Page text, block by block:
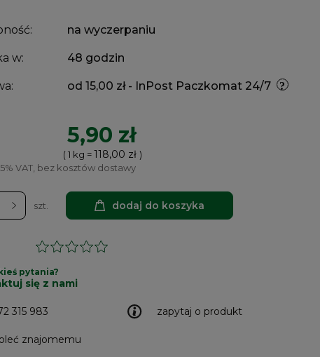
na wyczerpaniu
w: 48 godzin
od 15,00 zł - InPost Paczkomat 24/7
5,90 zł
( 1 kg =118,00 zł)
VAT, bez kosztów dostawy
szt. dodaj do koszyka
zapytaj o produkt
znajomemu
pytania?
się z nami
315 983